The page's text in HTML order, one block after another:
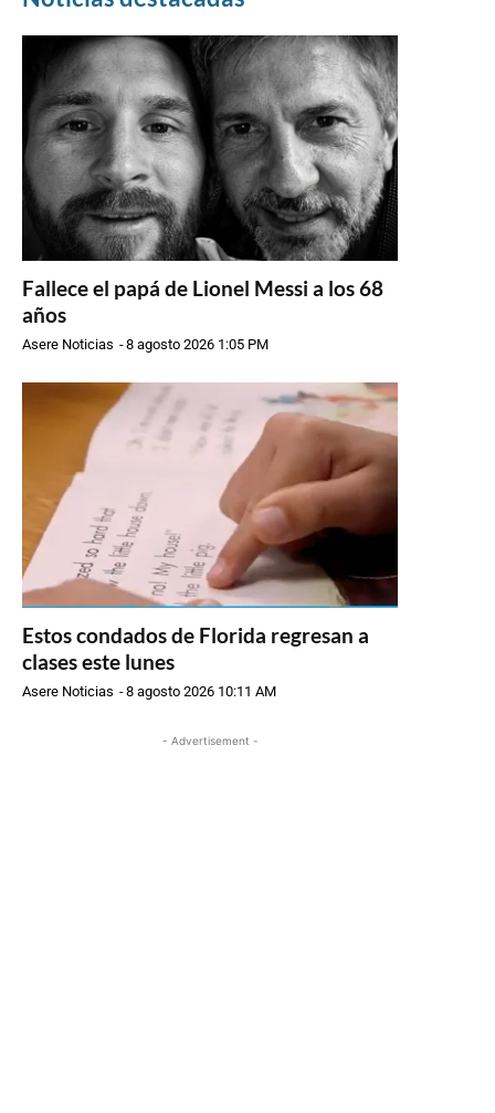
Fallece el papá de Lionel Messi a los 68
años
Asere Noticias -8 agosto 2026 1:05 PM
Estos condados de Florida regresan a
clases este lunes
Asere Noticias -8 agosto 2026 10:11 AM
- Advertisement -